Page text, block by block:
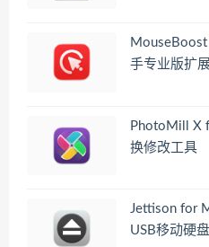
手专业版扩
PhotoMill X
换修改工具
Jettison for
USB移动硬